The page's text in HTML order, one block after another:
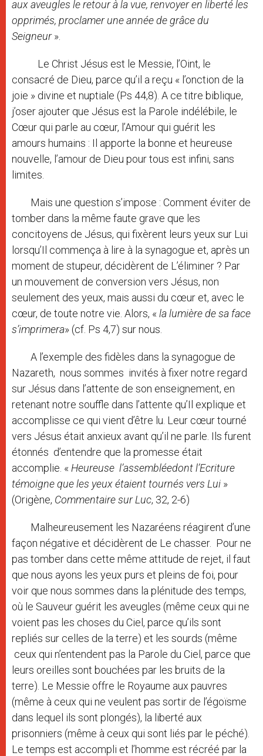
aux aveugles le retour à la vue, renvoyer en liberté les
opprimés, proclamer une année de grâce du
Seigneur».
Le Christ Jésus est le Messie, l’Oint, le
consacré de Dieu, parce qu’il a reçu « l’onction de la
joie » divine et nuptiale (Ps 44,8). A ce titre biblique,
j’oser ajouter que Jésus est la Parole indélébile, le
Cœur qui parle au cœur, l’Amour qui guérit les
amours humains : Il apporte la bonne et heureuse
nouvelle, l’amour de Dieu pour tous est infini, sans
limites.
Mais une question s’impose : Comment éviter de
tomber dans la même faute grave que les
concitoyens de Jésus, qui fixèrent leurs yeux sur Lui
lorsqu’Il commença à lire à la synagogue et, après un
moment de stupeur, décidèrent de L’éliminer ? Par
un mouvement de conversion vers Jésus, non
seulement des yeux, mais aussi du cœur et, avec le
cœur, de toute notre vie. Alors, « la lumière de sa face
s’imprimera» (cf. Ps 4,7) sur nous.
A l’exemple des fidèles dans la synagogue de
Nazareth, nous sommes invités à fixer notre regard
sur Jésus dans l’attente de son enseignement, en
retenant notre souffle dans l’attente qu’Il explique et
accomplisse ce qui vient d’être lu. Leur cœur tourné
vers Jésus était anxieux avant qu’il ne parle. Ils furent
étonnés d’entendre que la promesse était
accomplie. « Heureuse l’assembléedont l’Ecriture
témoigne que les yeux étaient tournés vers Lui »
(Origène, Commentaire sur Luc, 32, 2-6)
Malheureusement les Nazaréens réagirent d’une
façon négative et décidèrent de Le chasser. Pour ne
pas tomber dans cette même attitude de rejet, il faut
que nous ayons les yeux purs et pleins de foi, pour
voir que nous sommes dans la plénitude des temps,
où le Sauveur guérit les aveugles (même ceux qui ne
voient pas les choses du Ciel, parce qu’ils sont
repliés sur celles de la terre) et les sourds (même
ceux qui n’entendent pas la Parole du Ciel, parce que
leurs oreilles sont bouchées par les bruits de la
terre). Le Messie offre le Royaume aux pauvres
(même à ceux qui ne veulent pas sortir de l’égoïsme
dans lequel ils sont plongés), la liberté aux
prisonniers (même à ceux qui sont liés par le péché).
Le temps est accompli et l’homme est récréé par la